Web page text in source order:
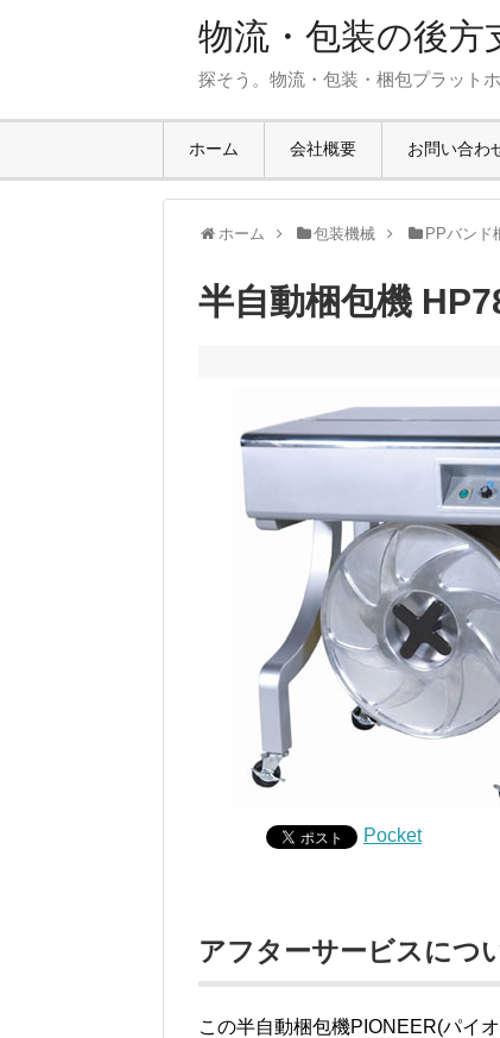
物流・包装の後方
探そう。物流・包装・梱包プラット
ホーム 会社概要 お問い合わ
ホーム 包装機械 PPバンド
半自動梱包機
Pocket
アフターサービスにつ
この半自動梱包機PIONEER(パイ